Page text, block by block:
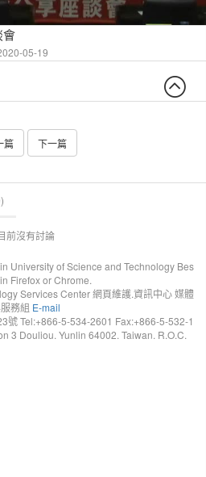
會
05-19
篇 下一篇
前沒有討論
University of Science and Technology Bes
Firefox or Chrome.
Services Center 網頁維護.資訊中心 媒體
務組 E-mail
號 Tel:+866-5-534-2601 Fax:+866-5-532-1
3 Douliou. Yunlin 64002. Taiwan. R.O.C.